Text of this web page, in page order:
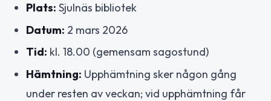
Plats: Sjulnäs bibliotek
Datum: 2 mars 2026
Tid: kl. 18.00 (gemensam sagostund)
Hämtning: Upphämtning sker någon gång
under resten av veckan; vid upphämtning får